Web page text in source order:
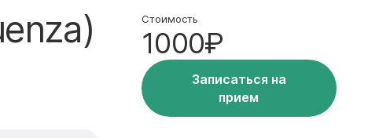
Стоимость
1000₽
Записаться на
прием